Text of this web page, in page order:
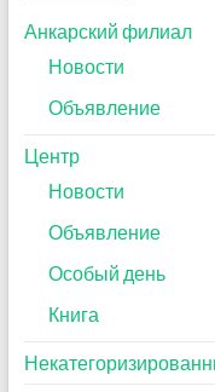
Анкарский филиал
Новости
Объявление
Центр
Новости
Объявление
Особый день
Книга